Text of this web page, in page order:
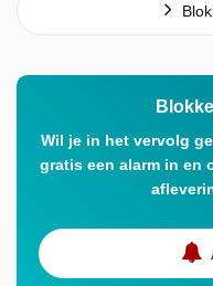
Wil je in het vervolg
gratis een alarm in en